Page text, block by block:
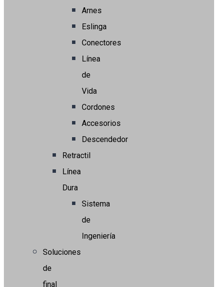
Arnes
Eslinga
Conectores
Línea
de
Vida
Cordones
Accesorios
Descendedor
Retractil
Línea
Dura
Sistema
de
Ingeniería
Soluciones
de
final